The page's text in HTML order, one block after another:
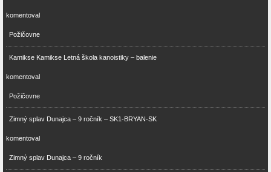
komentoval
Požičovne
Kamikse Kamikse Letná škola kanoistiky – balenie
komentoval
Požičovne
Zimný splav Dunajca – 9 ročník – SK1-BRYAN-SK
komentoval
Zimný splav Dunajca – 9 ročník